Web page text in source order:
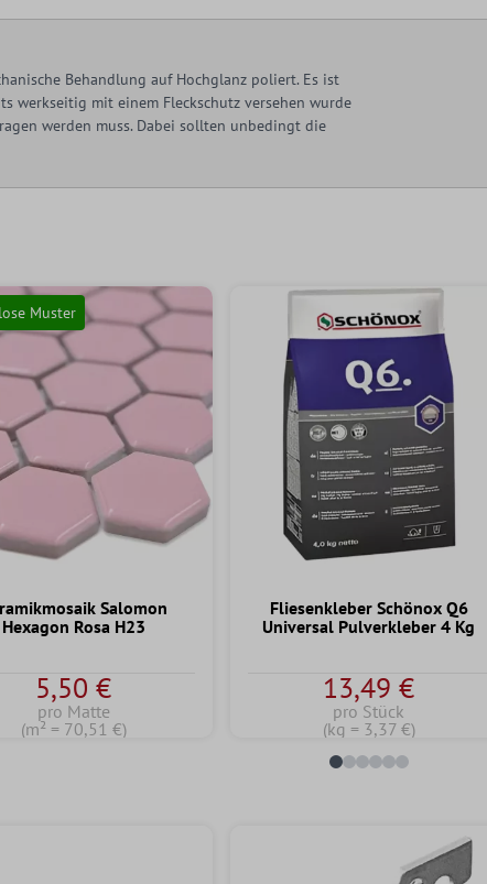
Behandlung auf Hochglanz poliert. Es ist
werkseitig mit einem Fleckschutz versehen wurde
werden muss. Dabei sollten unbedingt die
Muster
Salomon
Hexagon Rosa H23
5,50 €
pro Matte
(m² = 70,51 €)
Fliesenkleber Schönox Q6
Universal Pulverkleber 4 Kg
13,49 €
pro Stück
(kg = 3,37 €)